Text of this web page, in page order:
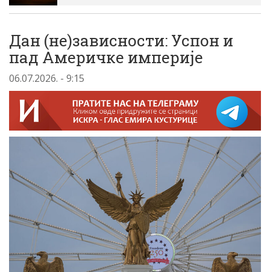
Дан (не)зависности: Успон и
пад Америчке империје
06.07.2026. - 9:15